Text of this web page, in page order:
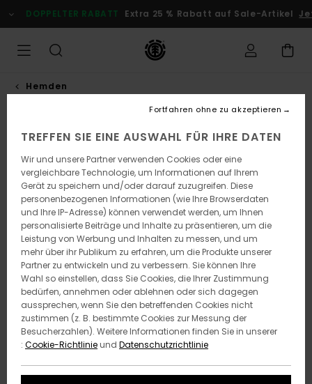
zur
Produktinformation
DOPPELTER RABATT Extra 25 % Rabatt auf Sale-Artikel
Hemden
TREFFEN SIE EINE AUSWAHL FÜR IHRE DATEN
Wir und unsere Partner verwenden Cookies oder eine
vergleichbare Technologie, um Informationen auf Ihrem
Gerät zu speichern und/oder darauf zuzugreifen. Diese
personenbezogenen Informationen (wie Ihre Browserdaten
und Ihre IP-Adresse) können verwendet werden, um Ihnen
personalisierte Beiträge und Inhalte zu präsentieren, um die
Leistung von Werbung und Inhalten zu messen, und um
mehr über ihr Publikum zu erfahren, um die Produkte unserer
Partner zu entwickeln und zu verbessern. Sie können Ihre
Wahl so einstellen, dass Sie Cookies, die Ihrer Zustimmung
bedürfen, annehmen oder ablehnen oder sich dagegen
aussprechen, wenn Sie den betreffenden Cookies nicht
zustimmen (z. B. bestimmte Cookies zur Messung der
Besucherzahlen). Weitere Informationen finden Sie in unserer
: Cookie-Richtlinieund Datenschutzrichtlinie
Fortfahren ohne zu akzeptieren